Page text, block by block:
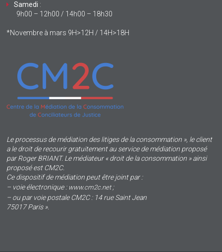
Samedi :
9h00 – 12h00 / 14h00 – 18h30
*Novembre à mars 9H>12H / 14H>18H
Le processus de médiation des litiges de la consommation », le client
a le droit de recourir gratuitement au service de médiation proposé
par Roger BRIANT. Le médiateur « droit de la consommation » ainsi
proposé est CM2C.
Ce dispositif de médiation peut être joint par :
– voie électronique : www.cm2c.net;
– ou par voie postale CM2C : 14 rue Saint Jean
75017 Paris ».